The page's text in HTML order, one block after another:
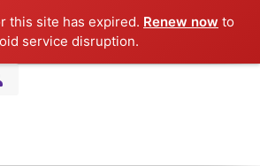
this site has expired. Renew now to
service disruption.